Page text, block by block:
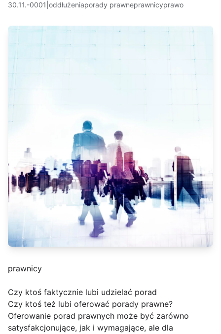
30.11.-0001 oddłużeniaporady prawneprawnicyprawo
prawnicy
Czy ktoś faktycznie lubi udzielać porad
Czy ktoś też lubi oferować porady prawne?
Oferowanie porad prawnych może być zarówno
satysfakcjonujące, jak i wymagające, ale dla